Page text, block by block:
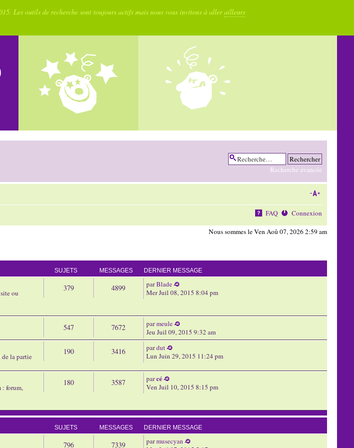
Les outils de recherche sont toujours actifs mais nous vous invitons à allerailleurs
Recherche avancée
FAQ Connexion
Nous sommes le Ven Aoû 07, 2026 2:59 am
SUJETS MESSAGES DERNIER MESSAGE
ou
379 4899 parBlade
Mer Juil 08, 2015 8:04 pm
547 7672 parmeule
Jeu Juil 09, 2015 9:32 am
de la partie
190 3416 pardut
Lun Juin 29, 2015 11:24 pm
: forum,
180 3587 parcé
Ven Juil 10, 2015 8:15 pm
SUJETS MESSAGES DERNIER MESSAGE
796 7339 parmusecyan